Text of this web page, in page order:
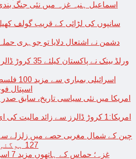
اسماعیل ہنیہ غزہ میں نئی جنگ
سانپوں کی لڑائی کے قریب گولف
دشمن نے اشتعال دلایا تو جوہری
ورلڈ بینک نے
اسرائیلی
اسپتال
امریکا میں نئی سیاسی تاریخ، سابق
امریکا:1 کروڑ ڈالرز سے زائد
چین کے شمال مغربی حصے میں زلزلے سے
127 ہوگئی، 700 افراد زخمی